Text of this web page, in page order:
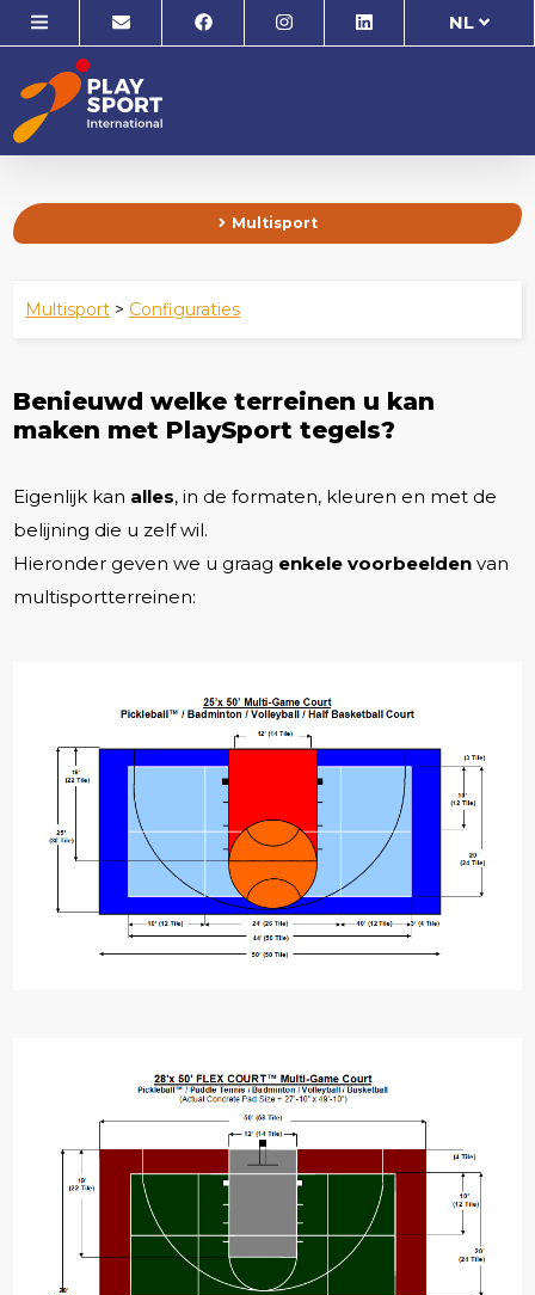
NL
Multisport
Multisport > Configuraties
Benieuwd welke terreinen u kan
maken met PlaySport tegels?
Eigenlijk kan alles, in de formaten, kleuren en met de
belijning die u zelf wil.
Hieronder geven we u graag enkele voorbeelden van
multisportterreinen: